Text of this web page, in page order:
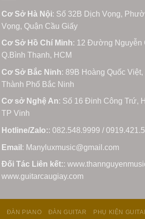
Cơ Sở Hà Nội: Số 32B Dịch Vọng,
Vọng, Quận Cầu Giấy
Cơ Sở Hồ Chí Minh: 12 Đường Nguyễn
Q.Bình Thạnh, HCM
Cơ Sở Bắc Ninh: 89B Hoàng Quốc Việt,
Thành Phố Bắc Ninh
Cơ sở Nghệ An: Số 16 Đinh Công Trứ,
TP Vinh
Hotline/Zalo:: 082.548.9999 /
Email : Manyluxmusic@gmail.com
Đối Tác Liên kết::
www.guitarcaugiay.com
ĐÀN PIANO ĐÀN GUITAR PHỤ KIỆN